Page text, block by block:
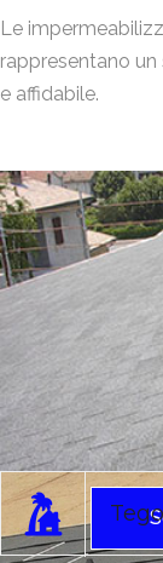
Le
rappresentano
e affidabile.